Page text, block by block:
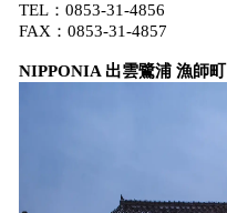
TEL：0853-31-4856
FAX：0853-31-4857
NIPPONIA 出雲鷺浦 漁師町